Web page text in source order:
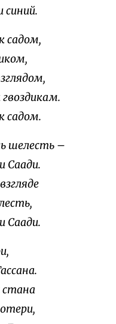
синий.
садом,
садом.
шелесть –
Саади.
Саади.
стана